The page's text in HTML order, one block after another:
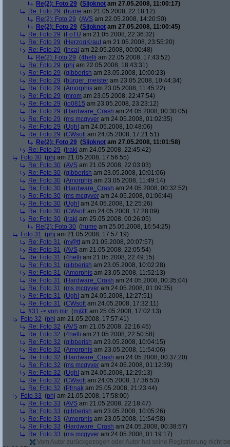
Re(2): Foto 29 (Slipknot am 27.05.2008, 11:00:17)
Re: Foto 29 (hume am 21.05.2008, 22:18:12)
Re(2): Foto 29 (AVS am 22.05.2008, 14:20:50)
Re(2): Foto 29 (Slipknot am 27.05.2008, 11:00:45)
Re: Foto 29 (FoTU am 21.05.2008, 22:36:32)
Re: Foto 29 (HerzogKraut am 21.05.2008, 23:55:20)
Re: Foto 29 (incal am 22.05.2008, 00:00:48)
Re(2): Foto 29 (4helli am 22.05.2008, 17:43:52)
Re: Foto 29 (phj am 22.05.2008, 18:43:31)
Re: Foto 29 (gibberish am 23.05.2008, 10:00:23)
Re: Foto 29 (bürger_meister am 23.05.2008, 10:44:34)
Re: Foto 29 (Amorphis am 23.05.2008, 11:45:22)
Re: Foto 29 (mrom am 23.05.2008, 22:47:54)
Re: Foto 29 (jo0815 am 23.05.2008, 23:23:12)
Re: Foto 29 (Hardware_Crash am 24.05.2008, 00:30:05)
Re: Foto 29 (ms mcgyver am 24.05.2008, 01:02:35)
Re: Foto 29 (Ugh! am 24.05.2008, 10:48:06)
Re: Foto 29 (CWsoft am 24.05.2008, 17:21:51)
Re(2): Foto 29 (Slipknot am 27.05.2008, 11:01:58)
Re: Foto 29 (iraki am 24.05.2008, 22:45:42)
Foto 30 (phj am 21.05.2008, 17:56:55)
Re: Foto 30 (AVS am 21.05.2008, 22:03:03)
Re: Foto 30 (gibberish am 23.05.2008, 10:01:06)
Re: Foto 30 (Amorphis am 23.05.2008, 11:49:14)
Re: Foto 30 (Hardware_Crash am 24.05.2008, 00:32:52)
Re: Foto 30 (ms mcgyver am 24.05.2008, 01:06:44)
Re: Foto 30 (Ugh! am 24.05.2008, 12:25:26)
Re: Foto 30 (CWsoft am 24.05.2008, 17:28:09)
Re: Foto 30 (iraki am 25.05.2008, 00:26:05)
Re(2): Foto 30 (hume am 25.05.2008, 16:54:25)
Foto 31 (phj am 21.05.2008, 17:57:19)
Re: Foto 31 (m@tt am 21.05.2008, 20:07:57)
Re: Foto 31 (AVS am 21.05.2008, 22:05:54)
Re: Foto 31 (4helli am 21.05.2008, 22:49:15)
Re: Foto 31 (gibberish am 23.05.2008, 10:02:28)
Re: Foto 31 (Amorphis am 23.05.2008, 11:52:13)
Re: Foto 31 (Hardware_Crash am 24.05.2008, 00:35:04)
Re: Foto 31 (ms mcgyver am 24.05.2008, 01:09:35)
Re: Foto 31 (Ugh! am 24.05.2008, 12:27:51)
Re: Foto 31 (CWsoft am 24.05.2008, 17:32:11)
#31 -> von mir (m@tt am 25.05.2008, 17:02:13)
Foto 32 (phj am 21.05.2008, 17:57:41)
Re: Foto 32 (AVS am 21.05.2008, 22:16:45)
Re: Foto 32 (4helli am 21.05.2008, 22:50:58)
Re: Foto 32 (gibberish am 23.05.2008, 10:04:15)
Re: Foto 32 (Amorphis am 23.05.2008, 11:54:06)
Re: Foto 32 (Hardware_Crash am 24.05.2008, 00:37:20)
Re: Foto 32 (ms mcgyver am 24.05.2008, 01:12:39)
Re: Foto 32 (Ugh! am 24.05.2008, 12:29:13)
Re: Foto 32 (CWsoft am 24.05.2008, 17:36:53)
Re: Foto 32 (Pfrnak am 25.05.2008, 21:23:44)
Foto 33 (phj am 21.05.2008, 17:58:00)
Re: Foto 33 (AVS am 21.05.2008, 22:18:47)
Re: Foto 33 (gibberish am 23.05.2008, 10:05:26)
Re: Foto 33 (Amorphis am 23.05.2008, 11:54:58)
Re: Foto 33 (Hardware_Crash am 24.05.2008, 00:38:57)
Re: Foto 33 (ms mcgyver am 24.05.2008, 01:19:17)
Vom Autor zurückgezogen oder Autor hat seine Registrierung nicht